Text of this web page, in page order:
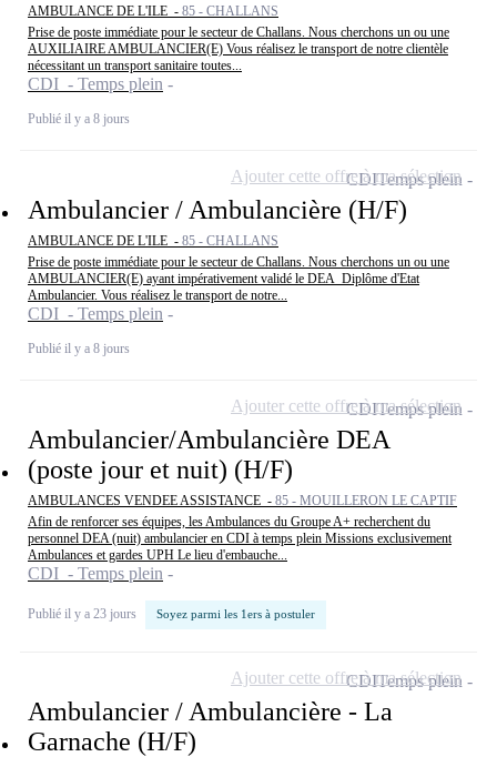
AMBULANCE DE L'ILE - 85 - CHALLANS
Prise de poste immédiate pour le secteur de Challans. Nous cherchons un ou une
AUXILIAIRE AMBULANCIER(E) Vous réalisez le transport de notre clientèle
nécessitant un transport sanitaire toutes...
CDI - Temps plein
Publié il y a 8 jours
Ambulancier / Ambulancière (H/F)
AMBULANCE DE L'ILE - 85 - CHALLANS
Prise de poste immédiate pour le secteur de Challans. Nous cherchons un ou une
AMBULANCIER(E) ayant impérativement validé le DEA_Diplôme d'Etat
Ambulancier. Vous réalisez le transport de notre...
CDI - Temps plein
Publié il y a 8 jours
CDITemps plein
Ajouter cette offre à ma sélection
Ambulancier/Ambulancière DEA
(poste jour et nuit) (H/F)
AMBULANCES VENDEE ASSISTANCE - 85 - MOUILLERON LE CAPTIF
Afin de renforcer ses équipes, les Ambulances du Groupe A+ recherchent du
personnel DEA (nuit) ambulancier en CDI à temps plein Missions exclusivement
Ambulances et gardes UPH Le lieu d'embauche...
CDI - Temps plein
Publié il y a 23 jours Soyez parmi les 1ers à postuler
CDITemps plein
Ajouter cette offre à ma sélection
Ambulancier / Ambulancière - La
Garnache (H/F)
CDITemps plein
Ajouter cette offre à ma sélection